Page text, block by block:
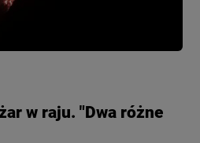
w raju. "Dwa różne